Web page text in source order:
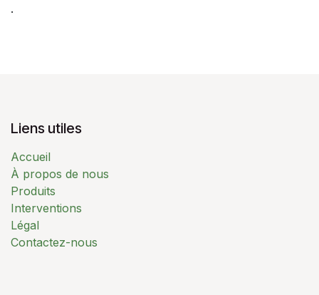
.
Liens utiles
Accueil
À propos de nous
Produits
Interventions
Légal
Contactez-nous